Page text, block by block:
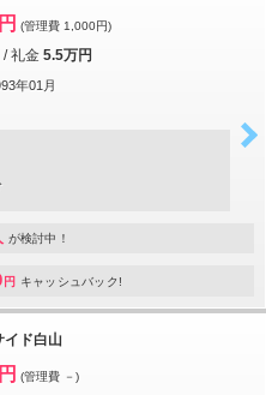
(管理費 1,000円)
/礼金 5.5万円
年01月
が検討中！
円 キャッシュバック!
イド白山
(管理費 －)